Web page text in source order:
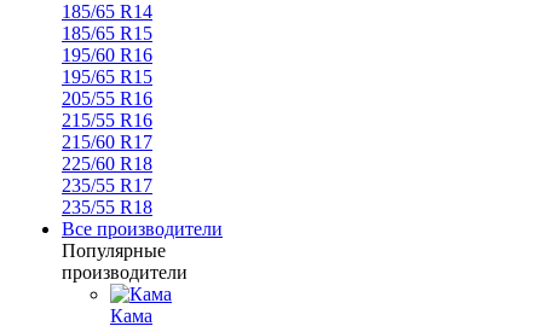
185/65 R14
185/65 R15
195/60 R16
195/65 R15
205/55 R16
215/55 R16
215/60 R17
225/60 R18
235/55 R17
235/55 R18
Все производители
Популярные
производители
Кама